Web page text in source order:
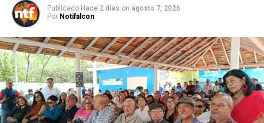
Publicado Hace 2 días on agosto 7, 2026
Por Notifalcon